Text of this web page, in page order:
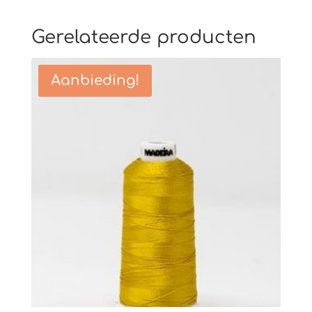
Gerelateerde producten
Aanbieding!